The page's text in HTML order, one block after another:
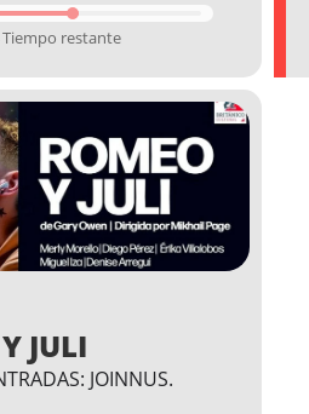
Tiempo restante
JULI
JOINNUS.